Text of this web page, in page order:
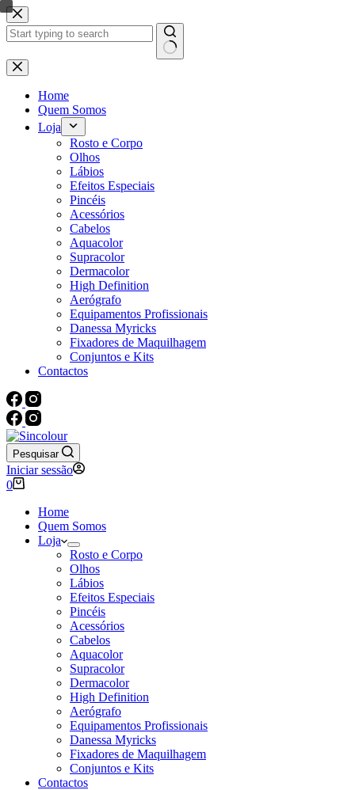
Pular
para
o
Sem
resultados
Home
Quem Somos
Loja
Rosto e Corpo
Olhos
Lábios
Efeitos Especiais
Pincéis
Acessórios
Cabelos
Aquacolor
Supracolor
Dermacolor
High Definition
Aerógrafo
Equipamentos Profissionais
Danessa Myricks
Fixadores de Maquilhagem
Conjuntos e Kits
Contactos
Pesquisar
Iniciar sessão
Carrinho
compras
0
Home
Quem Somos
Loja
Rosto e Corpo
Olhos
Lábios
Efeitos Especiais
Pincéis
Acessórios
Cabelos
Aquacolor
Supracolor
Dermacolor
High Definition
Aerógrafo
Equipamentos Profissionais
Danessa Myricks
Fixadores de Maquilhagem
Conjuntos e Kits
Contactos